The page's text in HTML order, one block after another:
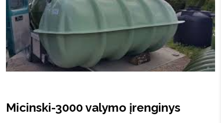
Micinski-3000 valymo įrenginys